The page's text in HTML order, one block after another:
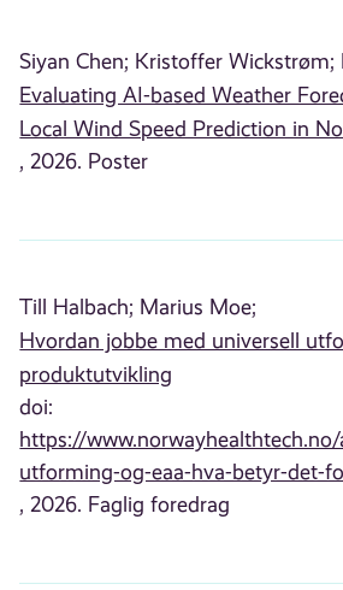
Siyan Chen; Kristoffer Wickstrøm;
Evaluating AI-based Weather
Local Wind Speed Prediction in
, 2026. Poster
Till Halbach; Marius Moe;
Hvordan jobbe med universell
produktutvikling
doi:
https://
utforming-og-eaa-hva-betyr-det-
, 2026. Faglig foredrag